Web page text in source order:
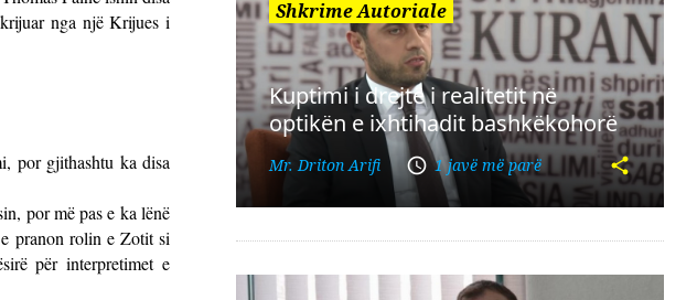
nga një Krijues i
por gjithashtu ka disa
por më pas e ka lënë
pranon rolin e Zotit si
për interpretimet e
Shkrime Autoriale
Kuptimi i drejtë i realitetit në
optikën e ixhtihadit bashkëkohorë
Mr. Driton Arifi 1 javë më parë